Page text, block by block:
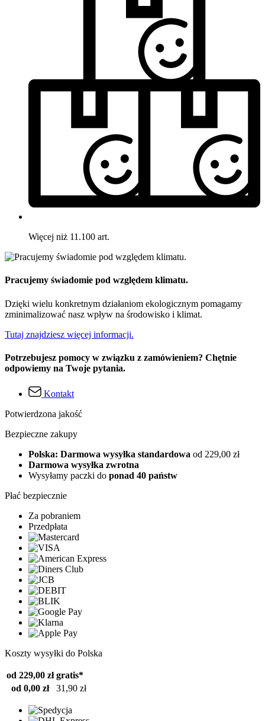
Więcej niż 11.100 art.
Pracujemy świadomie pod względem klimatu.
Dzięki wielu konkretnym działaniom ekologicznym pomagamy
zminimalizować nasz wpływ na środowisko i klimat.
Tutaj znajdziesz więcej informacji.
Potrzebujesz pomocy w związku z zamówieniem? Chętnie
odpowiemy na Twoje pytania.
Kontakt
Potwierdzona jakość
Bezpieczne zakupy
Polska: Darmowa wysyłka standardowa od 229,00 zł
Darmowa wysyłka zwrotna
Wysyłamy paczki do ponad 40 państw
Płać bezpiecznie
Za pobraniem
Przedpłata
Koszty wysyłki do Polska
od 229,00 zł gratis*
od 0,00 zł
31,90 zł